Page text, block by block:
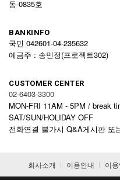
동-0835호
BANKINFO
국민 042601-04-235632
예금주 : 송민정(프로젝트302)
CUSTOMER CENTER
02-6403-3300
MON-FRI 11AM - 5PM / break
SAT/SUN/HOLIDAY OFF
전화연결 불가시 Q&A게시판 또
회사소개 이용안내 이